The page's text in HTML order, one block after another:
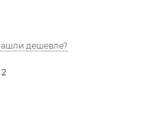
дешевле?